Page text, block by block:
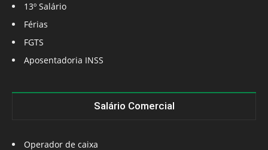
13º Salário
Férias
FGTS
Aposentadoria INSS
Salário Comercial
Operador de caixa